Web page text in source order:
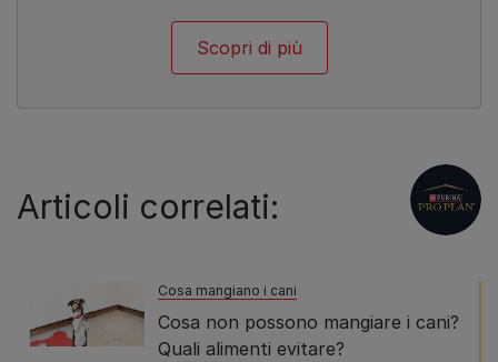
Scopri di più
Articoli correlati:
Cosa mangiano i cani
Cosa non possono mangiare i cani?
Quali alimenti evitare?